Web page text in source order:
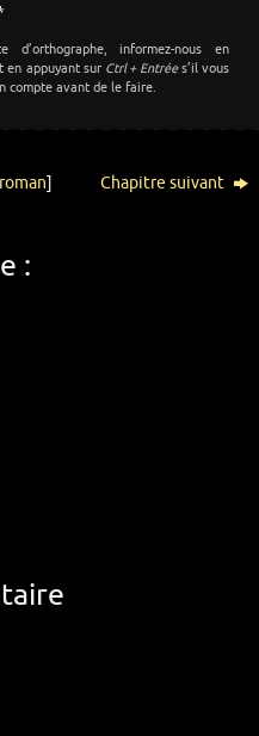
informez-nous en
en appuyant sur Ctrl + Entrées’il vous
compte avant de le faire.
] Chapitre suivant
: